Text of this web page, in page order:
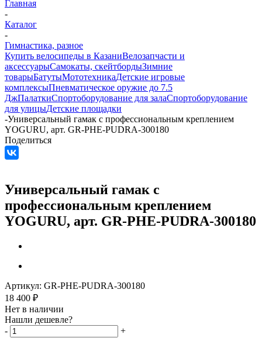
Главная
-
Каталог
-
Гимнастика, разное
Купить велосипеды в КазаниВелозапчасти и
аксессуарыСамокаты, скейтбордыЗимние
товарыБатутыМототехникаДетские игровые
комплексыПневматическое оружие до 7.5
ДжПалаткиСпортоборудование для залаСпортоборудование
для улицыДетские площадки
-Универсальный гамак с профессиональным креплением
YOGURU, арт. GR-PHE-PUDRA-300180
Поделиться
Универсальный гамак с
профессиональным креплением
YOGURU, арт. GR-PHE-PUDRA-300180
Артикул: GR-PHE-PUDRA-300180
18 400 ₽
Нет в наличии
Нашли дешевле?
-
+